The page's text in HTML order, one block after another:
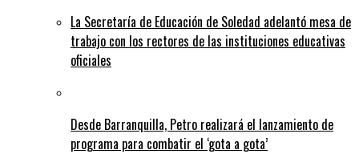
La Secretaría de Educación de Soledad adelantó mesa de
trabajo con los rectores de las instituciones educativas
oficiales
Desde Barranquilla, Petro realizará el lanzamiento de
programa para combatir el ‘gota a gota’